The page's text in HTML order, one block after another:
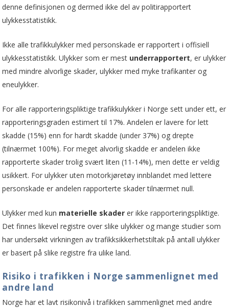
denne definisjonen og dermed ikke del av politirapportert
ulykkesstatistikk.
Ikke alle trafikkulykker med personskade er rapportert i offisiell
ulykkesstatistikk. Ulykker som er mest underrapportert, er ulykker
med mindre alvorlige skader, ulykker med myke trafikanter og
eneulykker.
For alle rapporteringspliktige trafikkulykker i Norge sett under ett, er
rapporteringsgraden estimert til 17%. Andelen er lavere for lett
skadde (15%) enn for hardt skadde (under 37%) og drepte
(tilnærmet 100%). For meget alvorlig skadde er andelen ikke
rapporterte skader trolig svært liten (11-14%), men dette er veldig
usikkert. For ulykker uten motorkjøretøy innblandet med lettere
personskade er andelen rapporterte skader tilnærmet null.
Ulykker med kun materielle skader er ikke rapporteringspliktige.
Det finnes likevel registre over slike ulykker og mange studier som
har undersøkt virkningen av trafikksikkerhetstiltak på antall ulykker
er basert på slike registre fra ulike land.
Risiko i trafikken i Norge sammenlignet med
andre land
Norge har et lavt risikonivå i trafikken sammenlignet med andre